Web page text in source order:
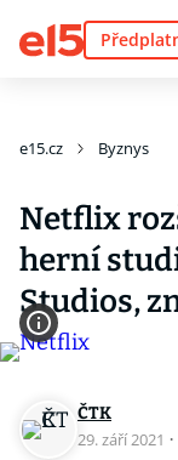
e15.cz Byznys
Netflix
herní
Studios,
ČTK
29. září 2021 ·